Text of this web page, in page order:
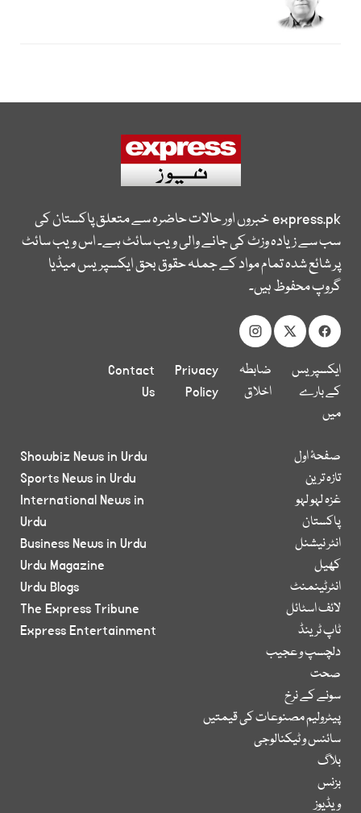
express.pkخبروں اور حالات حاضرہ سے متعلق پاکستان کی
سب سے زیادہ وزٹ کی جانے والی ویب سائٹ ہے۔ اس ویب سائٹ
پر شائع شدہ تمام مواد کے جملہ حقوق بحق ایکسپریس میڈیا
گروپ محفوظ ہیں۔
ایکسپریس
کے بارے
میں
ضابطہ
اخلاق
Privacy
Policy
Contact
Us
صفحۂ اول
تازہ ترین
غزہ لہو لہو
پاکستان
انٹر نیشنل
کھیل
انٹرٹینمنٹ
لائف اسٹائل
ٹاپ ٹرینڈ
دلچسپ و عجیب
صحت
سونے کے نرخ
پیٹرولیم مصنوعات کی قیمتیں
سائنس و ٹیکنالوجی
بلاگ
بزنس
ویڈیوز
Showbiz News in Urdu
Sports News in Urdu
International News in
Urdu
Business News in Urdu
Urdu Magazine
Urdu Blogs
The Express Tribune
Express Entertainment